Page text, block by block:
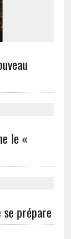
le «
prépare